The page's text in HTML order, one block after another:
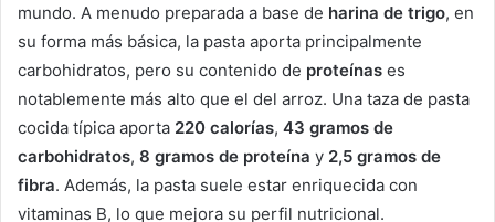
mundo. A menudo preparada a base de harina de trigo, en
su forma más básica, la pasta aporta principalmente
carbohidratos, pero su contenido de proteínas es
notablemente más alto que el del arroz. Una taza de pasta
cocida típica aporta 220 calorías, 43 gramos de
carbohidratos, 8 gramos de proteína y 2,5 gramos de
fibra. Además, la pasta suele estar enriquecida con
vitaminas B, lo que mejora su perfil nutricional.